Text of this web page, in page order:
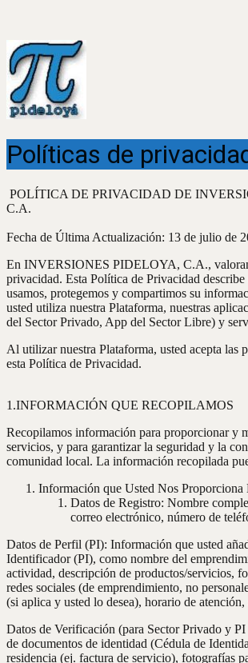
Políticas de
POLÍTICA DE PRIVACIDAD DE
C.A.
Fecha de Última Actualización: 13 de julio de
En INVERSIONES PIDELOYA, C.A.,
privacidad. Esta Política de Privacidad
usamos, protegemos y compartimos su
usted utiliza nuestra Plataforma, nuestras
del Sector Privado, App del Sector Libre) y
Al utilizar nuestra Plataforma, usted acepta las
esta Política de Privacidad.
1.INFORMACIÓN QUE RECOPILAMOS
Recopilamos información para proporcionar y
servicios, y para garantizar la seguridad y la
comunidad local. La información recopilada
Información que Usted Nos Proporciona
Datos de Registro: Nombre
correo electrónico, número de
Datos de Perfil (PI): Información que usted
Identificador (PI), como nombre del
actividad, descripción de productos/servicios,
redes sociales (de emprendimiento, no
(si aplica y usted lo desea), horario de atención,
Datos de Verificación (para Sector Privado y
de documentos de identidad (Cédula de
residencia (ej. factura de servicio), fotografías